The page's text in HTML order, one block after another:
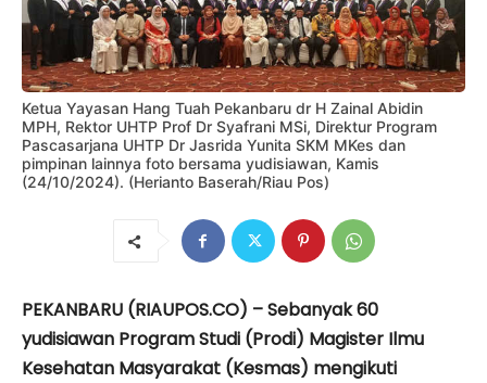
Ketua Yayasan Hang Tuah Pekanbaru dr H Zainal Abidin
MPH, Rektor UHTP Prof Dr Syafrani MSi, Direktur Program
Pascasarjana UHTP Dr Jasrida Yunita SKM MKes dan
pimpinan lainnya foto bersama yudisiawan, Kamis
(24/10/2024). (Herianto Baserah/Riau Pos)
PEKANBARU (RIAUPOS.CO) – Sebanyak 60
yudisiawan Program Studi (Prodi) Magister Ilmu
Kesehatan Masyarakat (Kesmas) mengikuti